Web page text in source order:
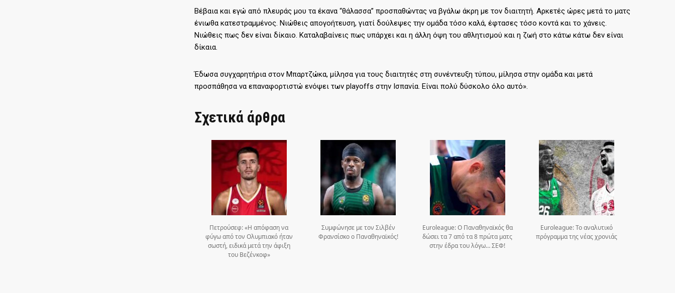
Βέβαια και εγώ από πλευράς μου τα έκανα “θάλασσα” προσπαθώντας να βγάλω άκρη με τον διαιτητή. Αρκετές ώρες μετά το ματς
ένιωθα κατεστραμμένος. Νιώθεις απογοήτευση, γιατί δούλεψες την ομάδα τόσο καλά, έφτασες τόσο κοντά και το χάνεις.
Νιώθεις πως δεν είναι δίκαιο. Καταλαβαίνεις πως υπάρχει και η άλλη όψη του αθλητισμού και η ζωή στο κάτω κάτω δεν είναι
δίκαια.
Έδωσα συγχαρητήρια στον Μπαρτζώκα, μίλησα για τους διαιτητές στη συνέντευξη τύπου, μίλησα στην ομάδα και μετά
προσπάθησα να επαναφορτιστώ ενόψει των playoffs στην Ισπανία. Είναι πολύ δύσκολο όλο αυτό».
Σχετικά άρθρα
Πετρούσεφ: «Η απόφαση να
φύγω από τον Ολυμπιακό ήταν
σωστή, ειδικά μετά την άφιξη
του Βεζένκοφ»
Συμφώνησε με τον Σιλβέν
Φρανσίσκο ο Παναθηναϊκός!
Euroleague: Ο Παναθηναϊκός θα
δώσει τα 7 από τα 8 πρώτα ματς
στην έδρα του λόγω… ΣΕΦ!
Euroleague: Το αναλυτικό
πρόγραμμα της νέας χρονιάς